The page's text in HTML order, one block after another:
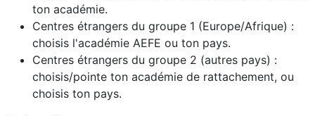
ton académie.
Centres étrangers du groupe 1 (Europe/Afrique) :
choisis l'académie AEFE ou ton pays.
Centres étrangers du groupe 2 (autres pays) :
choisis/pointe ton académie de rattachement, ou
choisis ton pays.